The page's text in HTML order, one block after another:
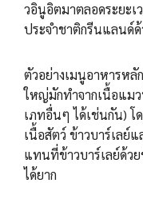
วอินูอิตมาตลอดระยะ
ประจำชาติกรีนแลนด์ด้
ตัวอย่างเมนูอาหารหลั
ใหญ่มักทำจากเนื้อแม
เภทอื่นๆ ได้เช่นกัน)
เนื้อสัตว์ ข้าวบาร์เลย์
แทนที่ข้าวบาร์เลย์ด้วย
ได้ยาก